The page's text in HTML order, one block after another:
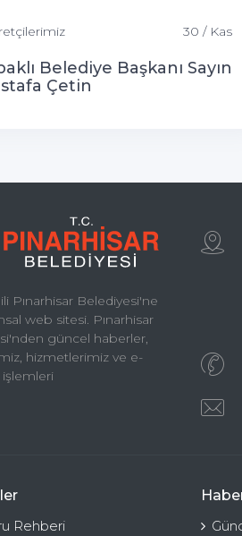
30 / Kas
Belediye Başkanı Sayın
Çetin
ili Pınarhisar Belediyesi'ne
web sitesi. Pınarhisar
güncel haberler,
hizmetlerimiz ve e-
Rehberi